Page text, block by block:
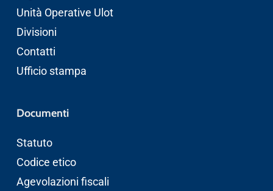
Unità Operative Ulot
Divisioni
Contatti
Ufficio stampa
Documenti
Statuto
Codice etico
Agevolazioni fiscali